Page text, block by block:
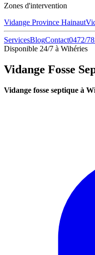
Zones d'intervention
Vidange Province Hainaut
ServicesBlogContact0472/
Disponible 24/7 à Wihéries
Vidange Fosse
Vidange fosse septique à